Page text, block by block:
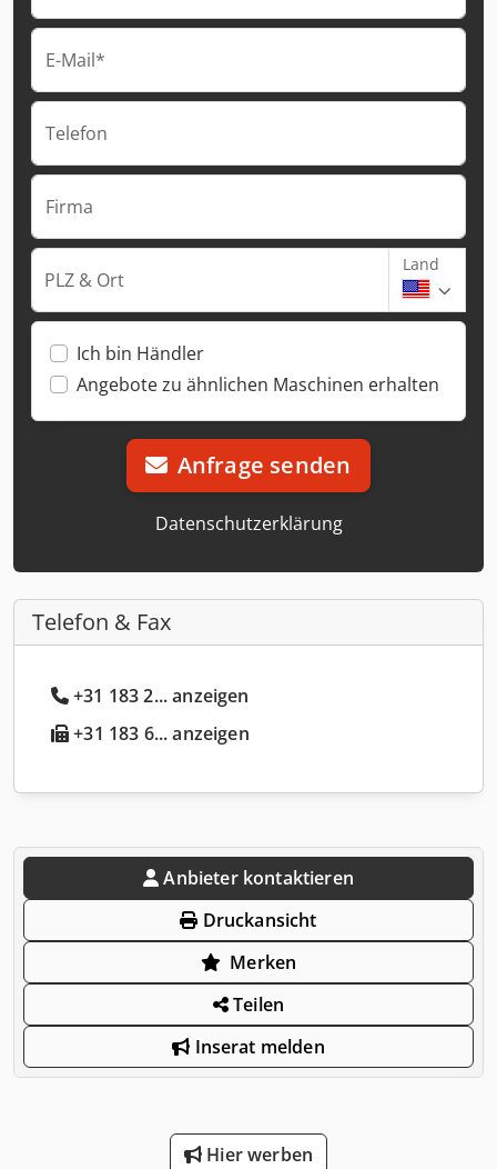
E-Mail*
Telefon
Firma
PLZ & Ort
Land
Ich bin Händler
Angebote zu ähnlichen Maschinen erhalten
Anfrage senden
Datenschutzerklärung
Telefon & Fax
+31 183 2... anzeigen
+31 183 6... anzeigen
Anbieter kontaktieren
Druckansicht
Merken
Teilen
Inserat melden
Hier werben